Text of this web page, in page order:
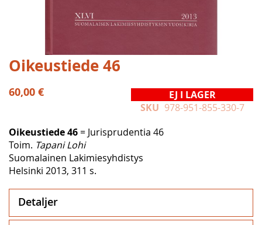
Hoppa
till
början
av
Oikeustiede 46
60,00 €
EJ I LAGER
SKU 978-951-855-330-7
Oikeustiede 46 = Jurisprudentia 46
Toim. Tapani Lohi
Suomalainen Lakimiesyhdistys
Helsinki 2013, 311 s.
Detaljer